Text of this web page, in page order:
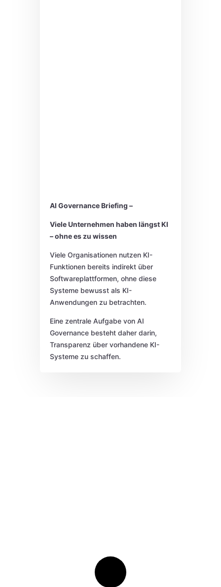
AI Governance Briefing –
Viele Unternehmen haben längst KI
– ohne es zu wissen
Viele Organisationen nutzen KI-
Funktionen bereits indirekt über
Softwareplattformen, ohne diese
Systeme bewusst als KI-
Anwendungen zu betrachten.
Eine zentrale Aufgabe von AI
Governance besteht daher darin,
Transparenz über vorhandene KI-
Systeme zu schaffen.